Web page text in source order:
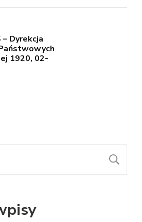
Dyrekcja
1920, 02-